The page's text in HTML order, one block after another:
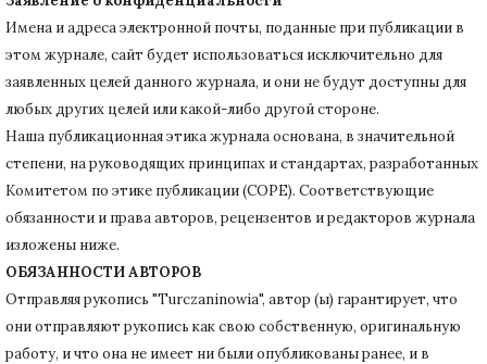
Имена и адреса электронной почты, поданные при публикации в
этом журнале, сайт будет использоваться исключительно для
заявленных целей данного журнала, и они не будут доступны для
любых других целей или какой-либо другой стороне.
Наша публикационная этика журнала основана, в значительной
степени, на руководящих принципах и стандартах, разработанных
Комитетом по этике публикации (COPE). Соответствующие
обязанности и права авторов, рецензентов и редакторов журнала
изложены ниже.
ОБЯЗАННОСТИ АВТОРОВ
Отправляя рукопись "Turczaninowia", автор (ы) гарантирует, что
они отправляют рукопись как свою собственную, оригинальную
работу, и что она не имеет ни были опубликованы ранее, и в